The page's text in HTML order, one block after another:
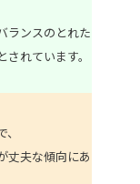
ランスのとれた
されています。
丈夫な傾向にあ